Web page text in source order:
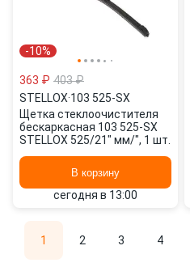
-10%
363 ₽ 403 ₽
STELLOX·103 525-SX
Щетка стеклоочистителя
бескаркасная 103 525-SX
STELLOX 525/21" мм/", 1 шт.
В корзину
сегодня в 13:00
1 2 3 4